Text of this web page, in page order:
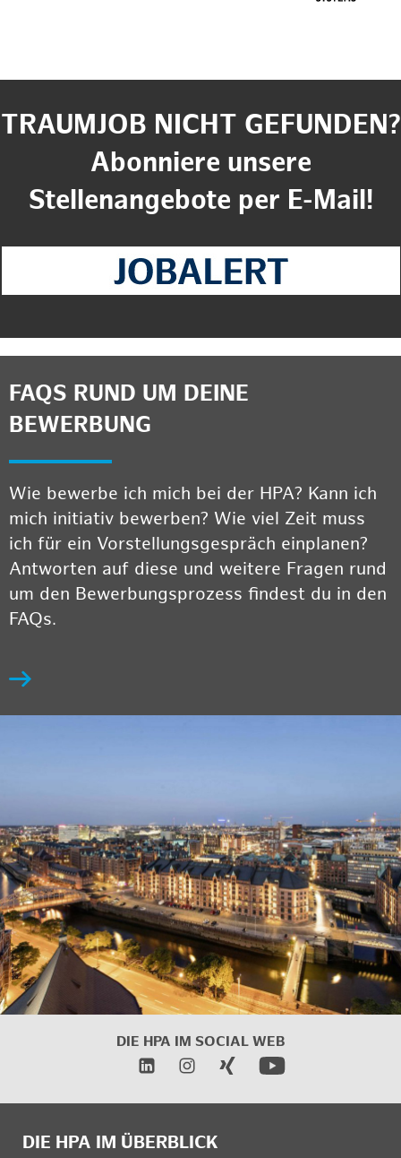
TRAUMJOB NICHT GEFUNDEN?
Abonniere unsere
Stellenangebote per E-Mail!
FAQS RUND UM DEINE
BEWERBUNG
Wie bewerbe ich mich bei der HPA? Kann ich
mich initiativ bewerben? Wie viel Zeit muss
ich für ein Vorstellungsgespräch einplanen?
Antworten auf diese und weitere Fragen rund
um den Bewerbungsprozess findest du in den
FAQs.
DIE HPA IM SOCIAL WEB
DIE HPA IM ÜBERBLICK